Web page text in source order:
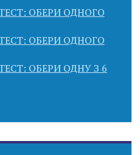
ОБЕРИ ОДНОГО
ОБЕРИ ОДНОГО
ОБЕРИ ОДНУ З 6